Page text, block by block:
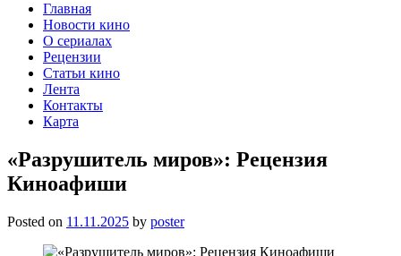
Главная
Новости кино
О сериалах
Рецензии
Статьи кино
Лента
Контакты
Карта
«Разрушитель миров»: Рецензия
Киноафиши
Posted on 11.11.2025 by poster